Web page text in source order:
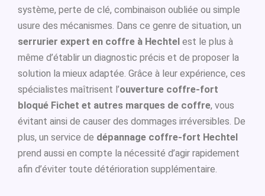
système, perte de clé, combinaison oubliée ou simple
usure des mécanismes. Dans ce genre de situation, un
serrurier expert en coffre à Hechtel est le plus à
même d’établir un diagnostic précis et de proposer la
solution la mieux adaptée. Grâce à leur expérience, ces
spécialistes maîtrisent l’ouverture coffre-fort
bloqué Fichet et autres marques de coffre, vous
évitant ainsi de causer des dommages irréversibles. De
plus, un service de dépannage coffre-fort Hechtel
prend aussi en compte la nécessité d’agir rapidement
afin d’éviter toute détérioration supplémentaire.